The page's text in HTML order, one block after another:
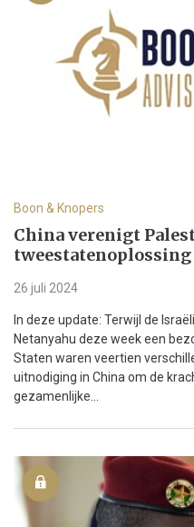
Boon & Knopers
China verenigt
tweestatenoplossing
26 juli 2024
In deze update: Terwijl de
Netanyahu deze week een
Staten waren veertien
uitnodiging in China om de
gezamenlijke...